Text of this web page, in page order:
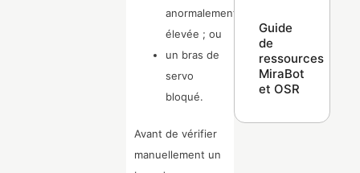
anormalement
élevée ; ou
un bras de
servo
bloqué.
Avant de vérifier
manuellement un
Guide
de
ressources
MiraBot
et OSR